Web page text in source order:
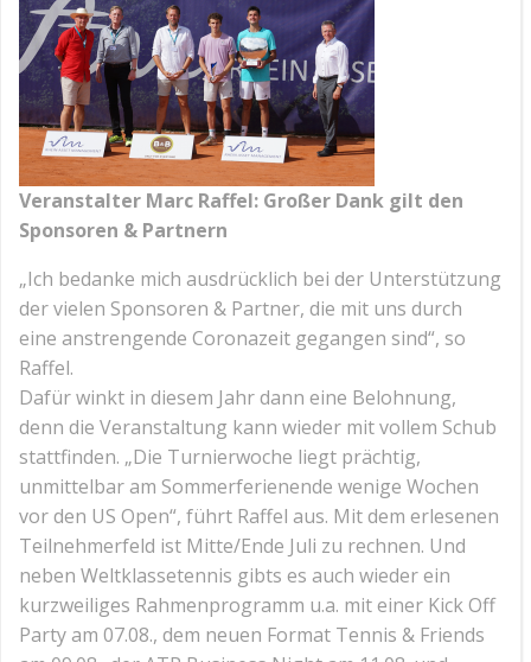
Veranstalter Marc Raffel: Großer Dank gilt den
Sponsoren & Partnern
„Ich bedanke mich ausdrücklich bei der Unterstützung
der vielen Sponsoren & Partner, die mit uns durch
eine anstrengende Coronazeit gegangen sind“, so
Raffel.
Dafür winkt in diesem Jahr dann eine Belohnung,
denn die Veranstaltung kann wieder mit vollem Schub
stattfinden. „Die Turnierwoche liegt prächtig,
unmittelbar am Sommerferienende wenige Wochen
vor den US Open“, führt Raffel aus. Mit dem erlesenen
Teilnehmerfeld ist Mitte/Ende Juli zu rechnen. Und
neben Weltklassetennis gibts es auch wieder ein
kurzweiliges Rahmenprogramm u.a. mit einer Kick Off
Party am 07.08., dem neuen Format Tennis & Friends